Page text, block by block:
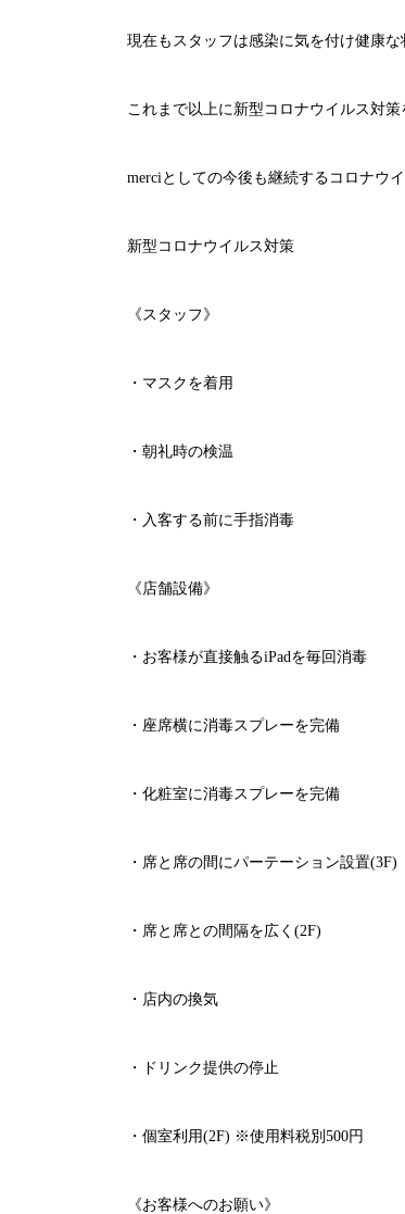
現在もスタッフは感染に気を付け健康な
これまで以上に新型コロナウイルス対策
merci としての今後も継続するコロナウ
新型コロナウイルス対策
《スタッフ》
・マスクを着用
・朝礼時の検温
・入客する前に手指消毒
《店舗設備》
・お客様が直接触るiPadを毎回消毒
・座席横に消毒スプレーを完備
・化粧室に消毒スプレーを完備
・席と席の間にパーテーション設置(3F)
・席と席との間隔を広く (2F)
・店内の換気
・ドリンク提供の停止
・個室利用(2F) ※使用料税別 500円
《お客様へのお願い》